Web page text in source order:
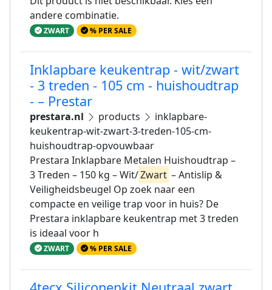
andere combinatie.
ZWART % PER SALE
Inklapbare keukentrap - wit/zwart
- 3 treden - 105 cm - huishoudtrap
- – Prestar
prestara.nl products
inklapbare-
keukentrap-wit-zwart-3-treden-105-cm-
huishoudtrap-opvouwbaar
Prestara Inklapbare Metalen Huishoudtrap –
3 Treden – 150 kg – Wit/Zwart – Antislip &
Veiligheidsbeugel Op zoek naar een
compacte en veilige trap voor in huis? De
Prestara inklapbare keukentrap met 3 treden
is ideaal voor h
ZWART % PER SALE